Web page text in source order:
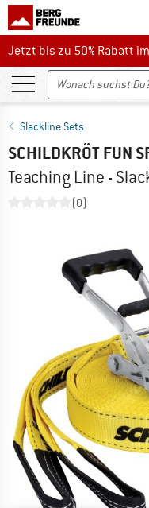
Jetzt bis zu 50% Rabatt im
Jetzt bis zu 50% Rabatt
Slackline Sets
SCHILDKRÖT FUN
Teaching Line -
(0)